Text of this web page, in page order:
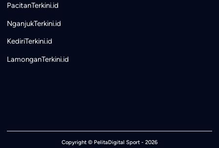
PacitanTerkini.id
NganjukTerkini.id
KediriTerkini.id
LamonganTerkini.id
Copyright © PelitaDigital Sport - 2026